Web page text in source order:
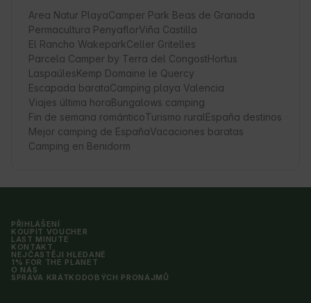
Area Natur PlayaCamper Park Beas de Granada
Permacultura PenyaflorViña Castilla
El Rancho WakeparkCeller Gritelles
Parcela Camper by Terra del CongostHortus
LaspaúlesKemp Domaine le Quercy
Escapada barataCamping playa Valencia
Viajes última horaBungalows camping
Fin de semana románticoTurismo ruralEspaña destinos
Mejor camping de EspañaVacaciones baratas
Camping en Benidorm
PŘIHLÁŠENÍ
KOUPIT VOUCHER
LAST MINUTE
KONTAKT
NEJČASTĚJI HLEDANÉ
1% FOR THE PLANET
O NÁS
SPRÁVA KRÁTKODOBÝCH PRONÁJMŮ